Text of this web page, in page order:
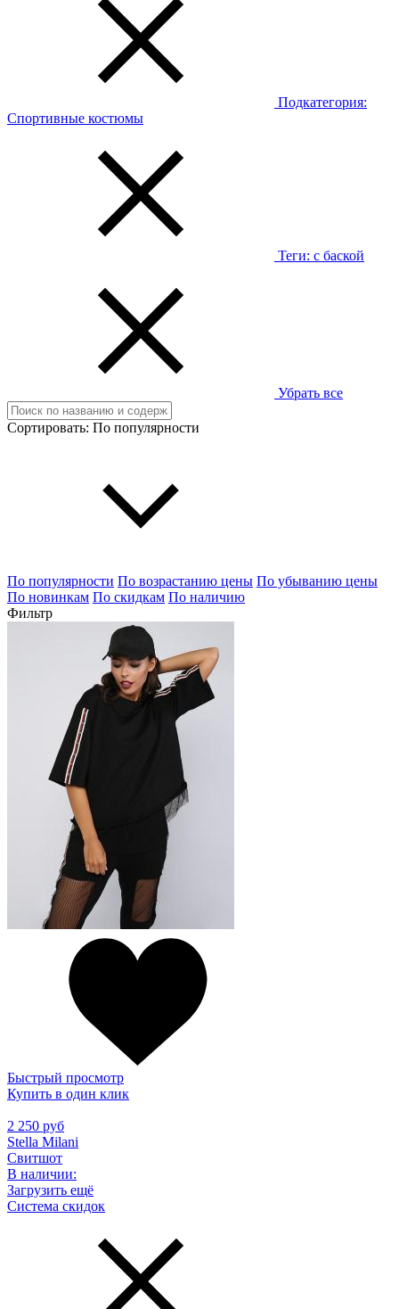
Подкатегория:
Спортивные костюмы
Теги: с баской
Убрать все
Сортировать: По популярности
По популярности По возрастанию цены По убыванию цены
По новинкам По скидкам По наличию
Фильтр
Быстрый просмотр
Купить в один клик
2 250 руб
Stella Milani
Свитшот
В наличии:
Загрузить ещё
Система скидок